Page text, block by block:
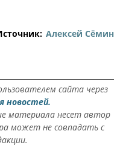
Алексей Сёмин
сайта через
новостей.
материала несет автор
может не совпадать с